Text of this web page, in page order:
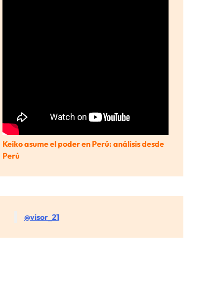
Keiko asume el poder en Perú: análisis desde
Perú
@visor_21